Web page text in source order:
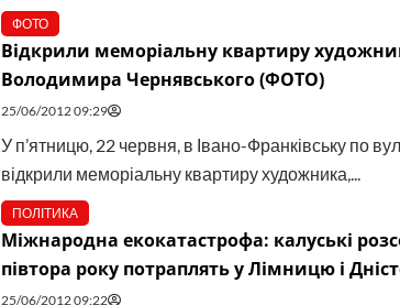
ФОТО
Відкрили меморіальну квартиру
Володимира Чернявського (ФОТО)
25/06/2012 09:29
У п’ятницю, 22 червня, в Івано-Франківську по
відкрили меморіальну квартиру художника,...
ПОЛІТИКА
Міжнародна екокатастрофа: калуські
півтора року потраплять у Лімницю і
25/06/2012 09:22